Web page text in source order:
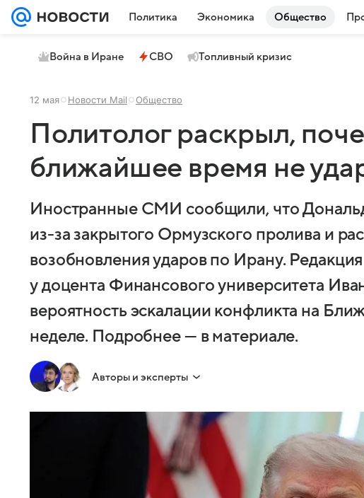
Политика Экономика Общество
Война в Иране СВО Топливный кризис
12 мая Новости Mail Общество
Политолог раскрыл,
ближайшее время не
Иностранные СМИ сообщили, что
из-за закрытого Ормузского пролива и
возобновления ударов по Ирану.
у доцента Финансового университета
вероятность эскалации конфликта на
неделе. Подробнее — в материале.
Авторы и эксперты